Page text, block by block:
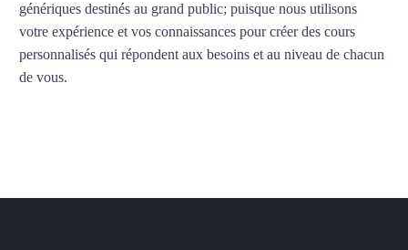
génériques destinés au grand public; puisque nous utilisons
votre expérience et vos connaissances pour créer des cours
personnalisés qui répondent aux besoins et au niveau de chacun
de vous.